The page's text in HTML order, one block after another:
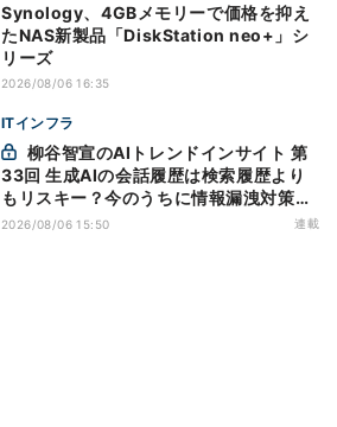
Synology、4GBメモリーで価格を抑え
たNAS新製品「DiskStation neo+」シ
リーズ
2026/08/06 16:35
ITインフラ
33回 生成AIの会話履歴は検索履歴より
もリスキー？今のうちに情報漏洩対策を
万全にしておこう
2026/08/06 15:50 連載